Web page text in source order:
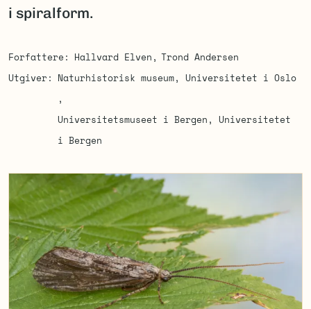
i spiralform.
Forfattere Hallvard Elven
Trond Andersen
Utgiver
Naturhistorisk museum, Universitetet i Oslo
Universitetsmuseet i Bergen, Universitetet
i Bergen